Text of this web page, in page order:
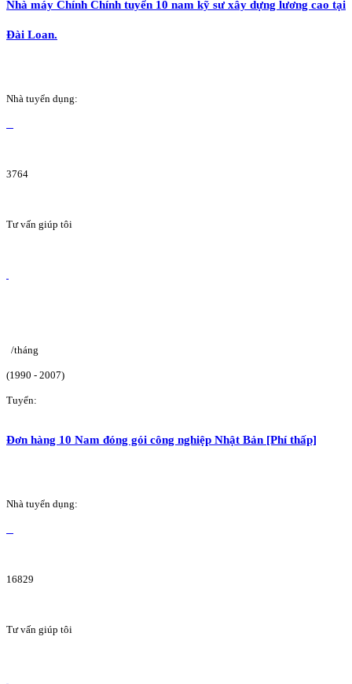
Nhà máy Chính Chính tuyển 10 nam kỹ sư xây dựng lương cao tại
Đài Loan.
Nhà tuyển dụng:
3764
Tư vấn giúp tôi
/tháng
(1990 - 2007)
Tuyển:
Đơn hàng 10 Nam đóng gói công nghiệp Nhật Bản [Phí thấp]
Nhà tuyển dụng:
16829
Tư vấn giúp tôi